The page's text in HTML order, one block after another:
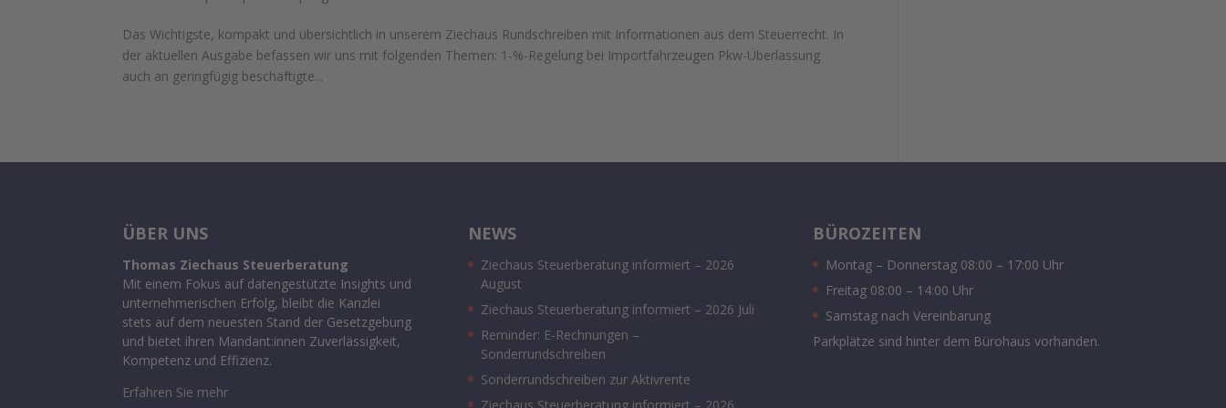
Das Wichtigste, kompakt und übersichtlich in unserem Ziechaus Rundschreiben mit Informationen aus dem Steuerrecht. In
der aktuellen Ausgabe befassen wir uns mit folgenden Themen: 1-%-Regelung bei Importfahrzeugen Pkw-Überlassung
auch an geringfügig beschäftigte...
ÜBER UNS
Thomas Ziechaus Steuerberatung
Mit einem Fokus auf datengestützte Insights und
unternehmerischen Erfolg, bleibt die Kanzlei
stets auf dem neuesten Stand der Gesetzgebung
und bietet ihren Mandant:innen Zuverlässigkeit,
Kompetenz und Effizienz.
Erfahren Sie mehr
NEWS
Ziechaus Steuerberatung informiert – 2026
August
Ziechaus Steuerberatung informiert – 2026 Juli
Reminder: E-Rechnungen –
Sonderrundschreiben
Sonderrundschreiben zur Aktivrente
Ziechaus Steuerberatung informiert – 2026
BÜROZEITEN
Montag – Donnerstag 08:00 – 17:00 Uhr
Freitag 08:00 – 14:00 Uhr
Samstag nach Vereinbarung
Parkplätze sind hinter dem Bürohaus vorhanden.